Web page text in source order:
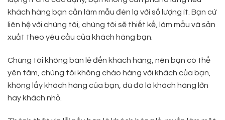
khách hàng bạn cần làm mẫu đèn lạ với số lượng ít. Bạn cứ
liên hệ với chúng tôi, chúng tôi sẽ thiết kế, làm mẫu và sản
xuất theo yêu cầu của khách hàng bạn.
Chúng tôi không bán lẻ đến khách hàng, nên bạn có thể
yên tâm, chúng tôi không chào hàng với khách của bạn,
không lấy khách hàng của bạn, dù đó là khách hàng lớn
hay khách nhỏ.